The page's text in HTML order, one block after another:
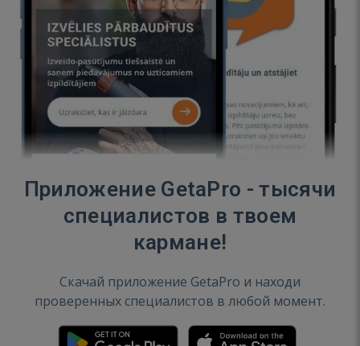
Приложение GetaPro - тысячи
специалистов в твоем
кармане!
Скачай приложение GetaPro и находи
проверенных специалистов в любой момент.